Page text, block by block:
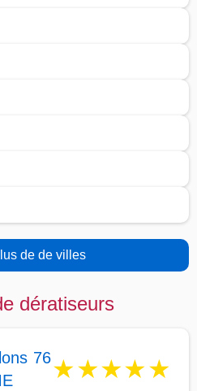
de de villes
dératiseurs
76★★★★★